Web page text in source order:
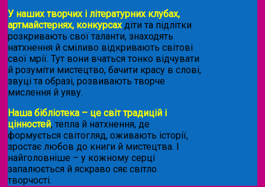
У наших творчих і літературних клубах,
артмайстернях, конкурсахдіти та підлітки
розкривають свої таланти, знаходять
натхнення й сміливо відкривають світові
свої мрії. Тут вони вчаться тонко відчувати
й розуміти мистецтво, бачити красу в слові,
звуці та образі, розвивають творче
мислення й уяву.
Наша бібліотека – це світ традицій і
цінностей, тепла й натхнення, де
формується світогляд, оживають історії,
зростає любов до книги й мистецтва. І
найголовніше – у кожному серці
запалюється й яскраво сяє світло
творчості.